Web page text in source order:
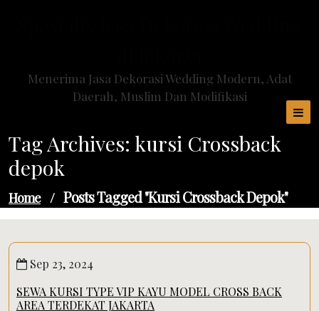
Menerima Jasa Dekorasi Wedding Modern, Adat
Daerah, Muslim Dan Modifikasi
Tag Archives: kursi Crossback
depok
Home / Posts Tagged "kursi Crossback Depok"
Sep 23, 2024
SEWA KURSI TYPE VIP KAYU MODEL CROSS BACK
AREA TERDEKAT JAKARTA